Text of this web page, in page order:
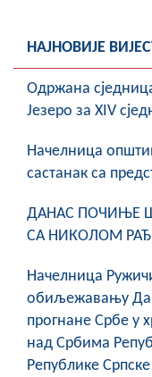
НАЈНОВИЈЕ
Oдржана
Језеро за XIV
Начелница
састанак са
ДАНАС ПОЧИЊЕ
СА НИКОЛОМ
Начелница
обиљежавању
прогнане Србе у
над Србима
Републике